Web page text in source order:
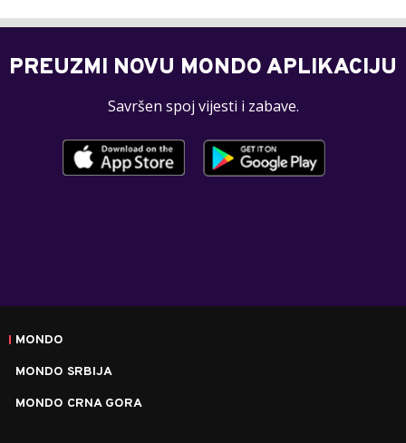
PREUZMI NOVU MONDO APLIKACIJU
Savršen spoj vijesti i zabave.
MONDO
MONDO SRBIJA
MONDO CRNA GORA